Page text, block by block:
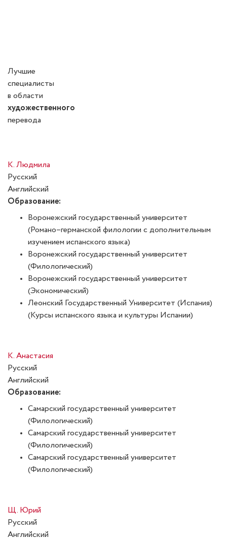
Лучшие
специалисты
в области
художественного
перевода
К. Людмила
Русский
Английский
Образование:
Воронежский государственный университет
(Романо–германской филологии с дополнительным
изучением испанского языка)
Воронежский государственный университет
(Филологический)
Воронежский государственный университет
(Экономический)
Леонский Государственный Университет (Испания)
(Курсы испанского языка и культуры Испании)
К. Анастасия
Русский
Английский
Образование:
Самарский государственный университет
(Филологический)
Самарский государственный университет
(Филологический)
Самарский государственный университет
(Филологический)
Щ. Юрий
Русский
Английский